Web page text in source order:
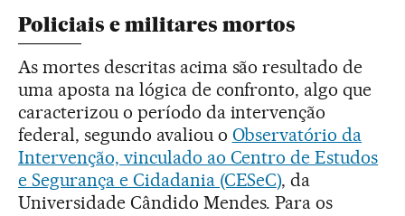
Policiais e militares mortos
As mortes descritas acima são resultado de
uma aposta na lógica de confronto, algo que
caracterizou o período da intervenção
federal, segundo avaliou o Observatório da
Intervenção, vinculado ao Centro de Estudos
e Segurança e Cidadania (CESeC), da
Universidade Cândido Mendes. Para os